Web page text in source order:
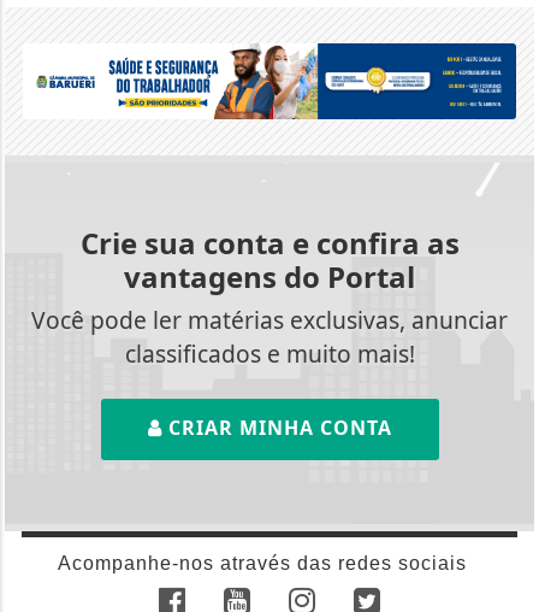
Crie sua conta e confira as
vantagens do Portal
Você pode ler matérias exclusivas, anunciar
classificados e muito mais!
CRIAR MINHA CONTA
Acompanhe-nos através das redes sociais